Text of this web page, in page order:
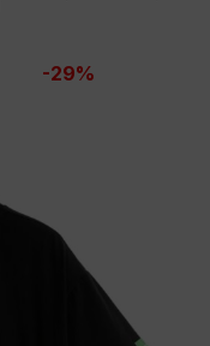
era:
es:
-29%